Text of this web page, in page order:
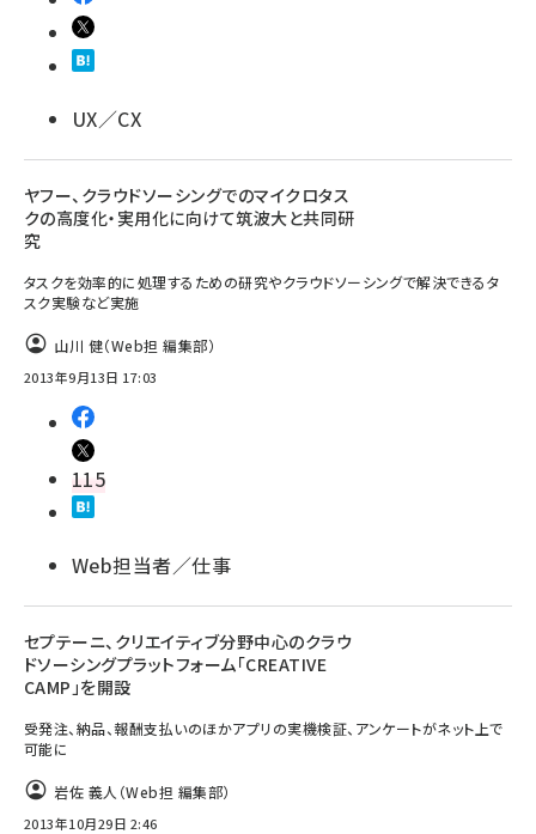
UX／CX
ヤフー、クラウドソーシングでのマイクロタス
クの高度化・実用化に向けて筑波大と共同研
究
タスクを効率的に処理するための研究やクラウドソーシングで解決できるタ
スク実験など実施
山川 健（Web担 編集部）
2013年9月13日 17:03
115
Web担当者／仕事
セプテーニ、クリエイティブ分野中心のクラウ
ドソーシングプラットフォーム「CREATIVE
CAMP」を開設
受発注、納品、報酬支払いのほかアプリの実機検証、アンケートがネット上で
可能に
岩佐 義人（Web担 編集部）
2013年10月29日 2:46